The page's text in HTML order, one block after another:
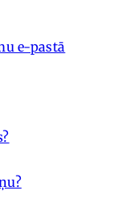
e-pastā